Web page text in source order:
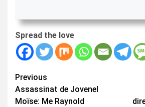
Spread the love
Continue
Reading
Previous
Assassinat de Jovenel
Moïse: Me Raynold